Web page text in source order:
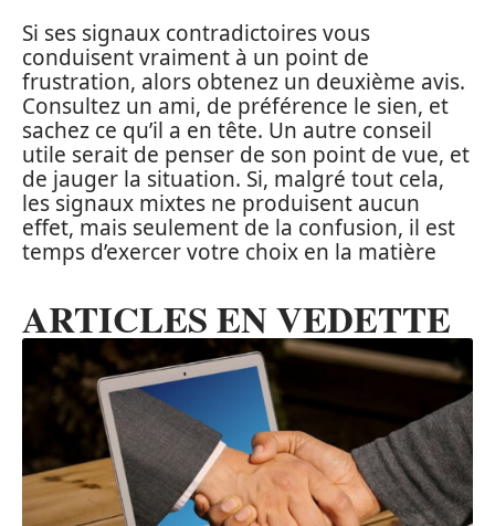
Si ses signaux contradictoires vous
conduisent vraiment à un point de
frustration, alors obtenez un deuxième avis.
Consultez un ami, de préférence le sien, et
sachez ce qu’il a en tête. Un autre conseil
utile serait de penser de son point de vue, et
de jauger la situation. Si, malgré tout cela,
les signaux mixtes ne produisent aucun
effet, mais seulement de la confusion, il est
temps d’exercer votre choix en la matière
ARTICLES EN VEDETTE